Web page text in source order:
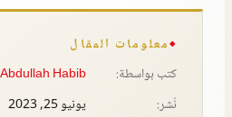
معلومات المقال
كتب بواسطة:
Abdullah Habib
نُشر:
يونيو 25, 2023